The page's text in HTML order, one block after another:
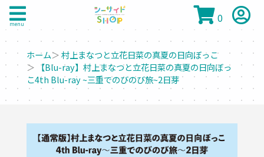
menu 0
ホーム＞村上まなつと立花日菜の真夏の日向ぼっこ
＞ 【Blu-ray】村上まなつと立花日菜の真夏の日向ぼっ
こ4th Blu-ray ~三重でのびのび旅~2日芽